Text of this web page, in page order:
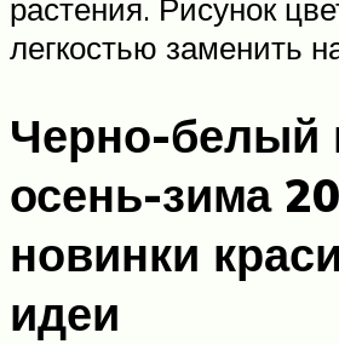
растения. Рисунок
легкостью заменить
Черно-белый
осень-зима
новинки
идеи